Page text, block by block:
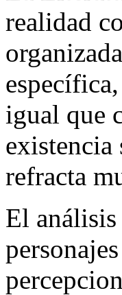
realidad
igual que
existencia
refracta
El